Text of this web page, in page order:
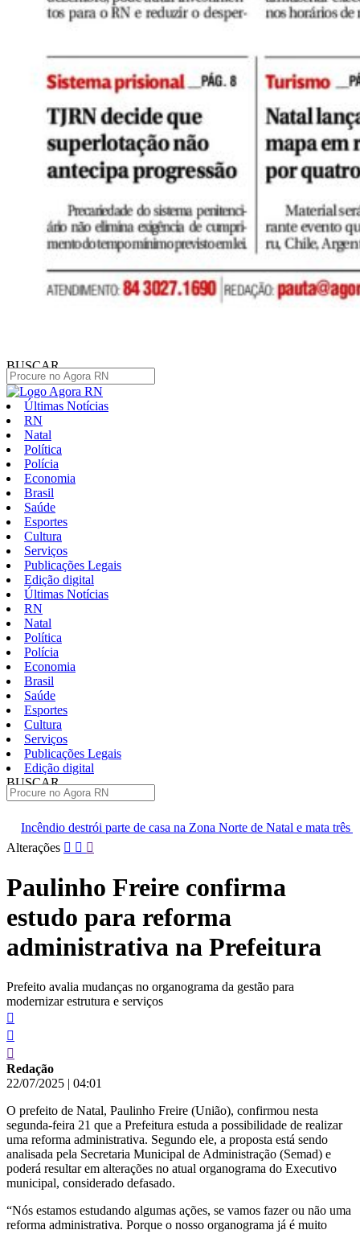
BUSCAR
Últimas Notícias
RN
Natal
Política
Polícia
Economia
Brasil
Saúde
Esportes
Cultura
Serviços
Publicações Legais
Edição digital
Últimas Notícias
RN
Natal
Política
Polícia
Economia
Brasil
Saúde
Esportes
Cultura
Serviços
Publicações Legais
Edição digital
BUSCAR
de casa na Zona Norte de Natal e mata três gatos
Câmara
Pular
conteúdo
Alterações
Paulinho Freire confirma
estudo para reforma
administrativa na Prefeitura
Prefeito avalia mudanças no organograma da gestão para
modernizar estrutura e serviços
Redação
22/07/2025 | 04:01
O prefeito de Natal, Paulinho Freire (União), confirmou nesta
segunda-feira 21 que a Prefeitura estuda a possibilidade de realizar
uma reforma administrativa. Segundo ele, a proposta está sendo
analisada pela Secretaria Municipal de Administração (Semad) e
poderá resultar em alterações no atual organograma do Executivo
municipal, considerado defasado.
“Nós estamos estudando algumas ações, se vamos fazer ou não uma
reforma administrativa. Porque o nosso organograma já é muito